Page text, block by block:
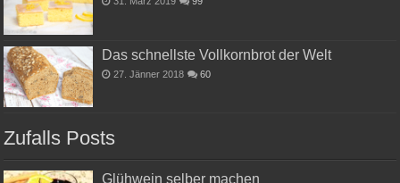
Das schnellste Vollkornbrot der Welt
27. Jänner 2018 60
Zufalls Posts
Glühwein selber machen